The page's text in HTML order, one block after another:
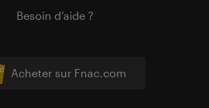
Acheter sur Fnac.com
Besoin d’aide ?